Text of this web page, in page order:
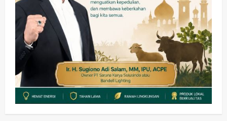
wartanusa 5 Agustus 2026
2
Olahraga
Adu Taktik di Atas Rumput Sintetis:
PWI dan Sapma PP Sidoarjo
Memanaskan Mesin Menuju Piala
Soccer
wartanusa 5 Agustus 2026
Ekonomi Hiburan Pemerintahan
HOT NEWS: Ribuan Warga Wage
Tumplek Blek di Bazar Rakyat Jalan
Jambu, Borong Kuliner UMKM Sambil
Nonton Jaranan!